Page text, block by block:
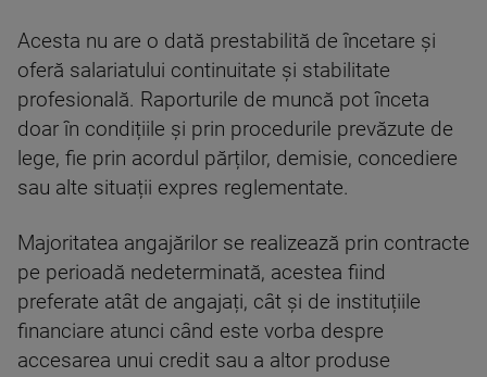
Acesta nu are o dată prestabilită de încetare și
oferă salariatului continuitate și stabilitate
profesională. Raporturile de muncă pot înceta
doar în condițiile și prin procedurile prevăzute de
lege, fie prin acordul părților, demisie, concediere
sau alte situații expres reglementate.
Majoritatea angajărilor se realizează prin contracte
pe perioadă nedeterminată, acestea fiind
preferate atât de angajați, cât și de instituțiile
financiare atunci când este vorba despre
accesarea unui credit sau a altor produse